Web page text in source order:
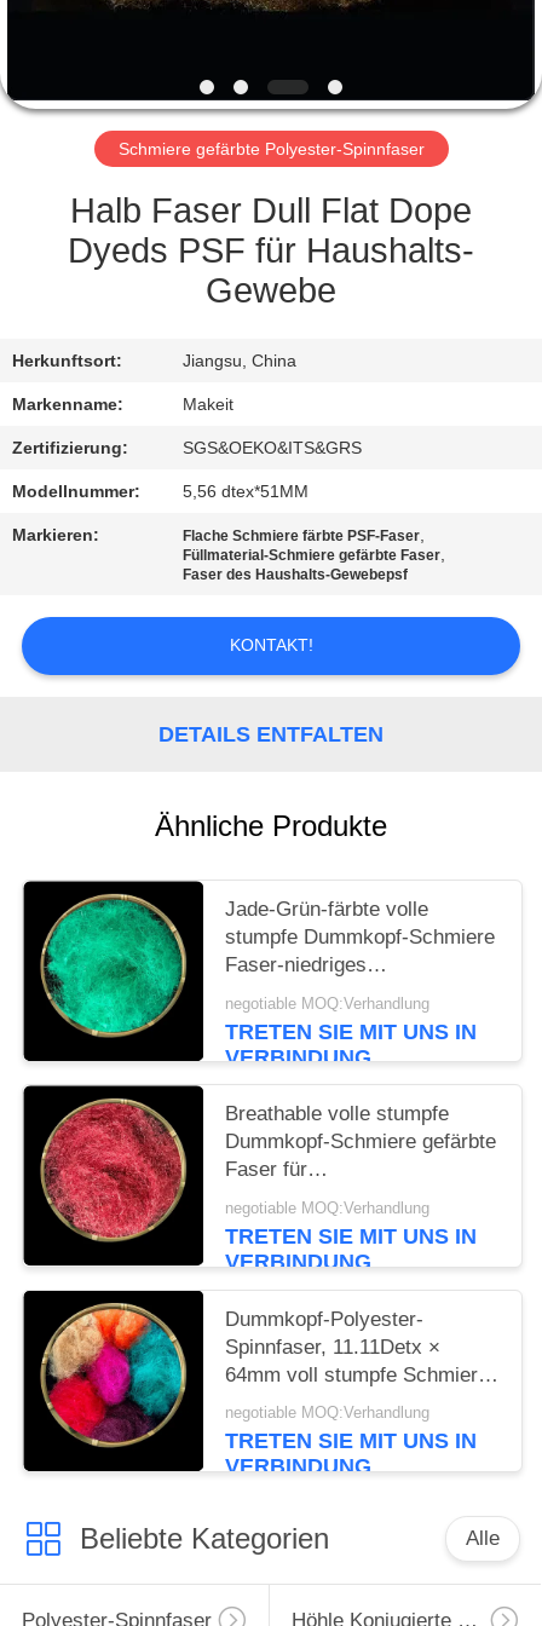
SIE
MIT
VERBINDUNG
FÄLLE
EIN
SITEMAP
Schmiere gefärbte Polyester-Spinnfaser
Halb Faser Dull Flat Dope
Dyeds PSF für Haushalts-
Gewebe
Herkunftsort: Jiangsu, China
Markenname: Makeit
Zertifizierung: SGS&OEKO&ITS&GRS
Modellnummer: 5,56 dtex*51MM
Markieren: Flache Schmiere färbte PSF-Faser,
Füllmaterial-Schmiere gefärbte Faser,
Faser des Haushalts-Gewebepsf
KONTAKT!
DETAILS ENTFALTEN
Ähnliche Produkte
Jade-Grün-färbte volle
stumpfe Dummkopf-Schmiere
Faser-niedriges
Energieverbrauch 11.11Detx ×
64mm
negotiable MOQ:Verhandlung
TRETEN SIE MIT UNS IN
VERBINDUNG
Breathable volle stumpfe
Dummkopf-Schmiere gefärbte
Faser für
Bekleidungsindustrie
negotiable MOQ:Verhandlung
TRETEN SIE MIT UNS IN
VERBINDUNG
Dummkopf-Polyester-
Spinnfaser, 11.11Detx ×
64mm voll stumpfe Schmiere
färbte Faser
negotiable MOQ:Verhandlung
TRETEN SIE MIT UNS IN
VERBINDUNG
Beliebte Kategorien Alle
Polyester-Spinnfaser Höhle Konjugierte Polyester-Spinnfaser